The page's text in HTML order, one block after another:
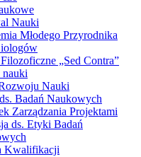
Nauki
Młodego Przyrodnika
„Sed Contra”
nauki
Nauki
Badań Naukowych
Zarządzania Projektami
ds. Etyki Badań
Kwalifikacji